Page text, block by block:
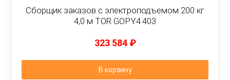
Сборщик заказов с электроподъемом 200 кг
4,0 м TOR GOPY4.403
323 584 ₽
В корзину